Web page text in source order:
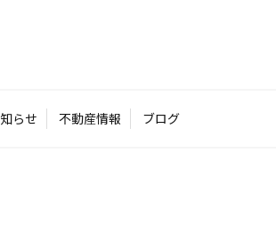
らせ 不動産情報 ブログ